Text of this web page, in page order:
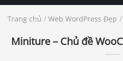
Trang chủ / Web WordPress Đẹp /
Miniture – Chủ đề